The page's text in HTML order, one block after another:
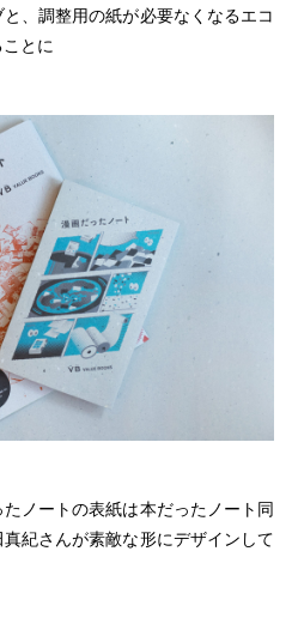
、調整用の紙が必要なくなるエコ
とに
ノートの表紙は本だったノート同
紀さんが素敵な形にデザインして